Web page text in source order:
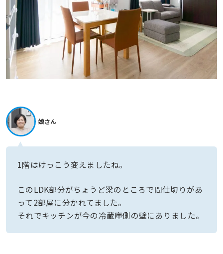
娘さん
1階はけっこう変えましたね。
このLDK部分がちょうど梁のところで間仕切りがあ
って2部屋に分かれてました。
それでキッチンが今の冷蔵庫側の壁にありました。